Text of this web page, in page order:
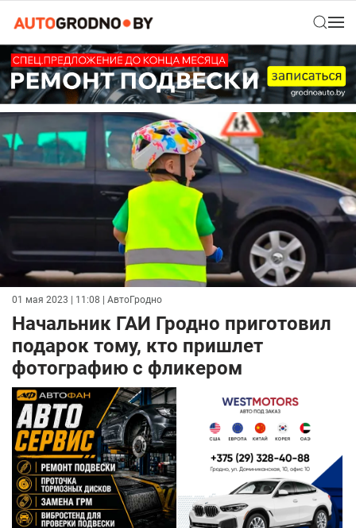
01 мая 2023 | 11:08 | АвтоГродно
Начальник ГАИ Гродно приготовил
подарок тому, кто пришлет
фотографию с фликером